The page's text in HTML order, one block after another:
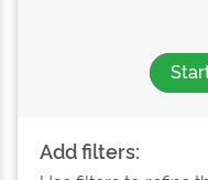
Add filters: